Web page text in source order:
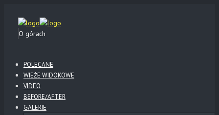
O górach
POLECANE
WIEŻE WIDOKOWE
VIDEO
BEFORE/AFTER
GALERIE